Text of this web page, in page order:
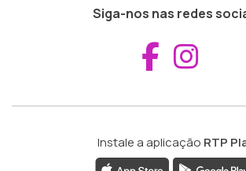
Siga-nos nas redes
Instale a aplicação RTP